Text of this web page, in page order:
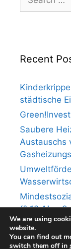
for:
Recent
städtische
Green!Invest
Saubere
Austauschs
(§ 12 Abs. 2
We are using
website.
You can find out
switch them off in